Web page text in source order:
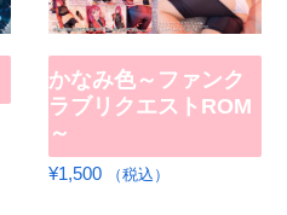
かなみ色～ファンク
ラブリクエストROM
～
¥1,500 （税込）